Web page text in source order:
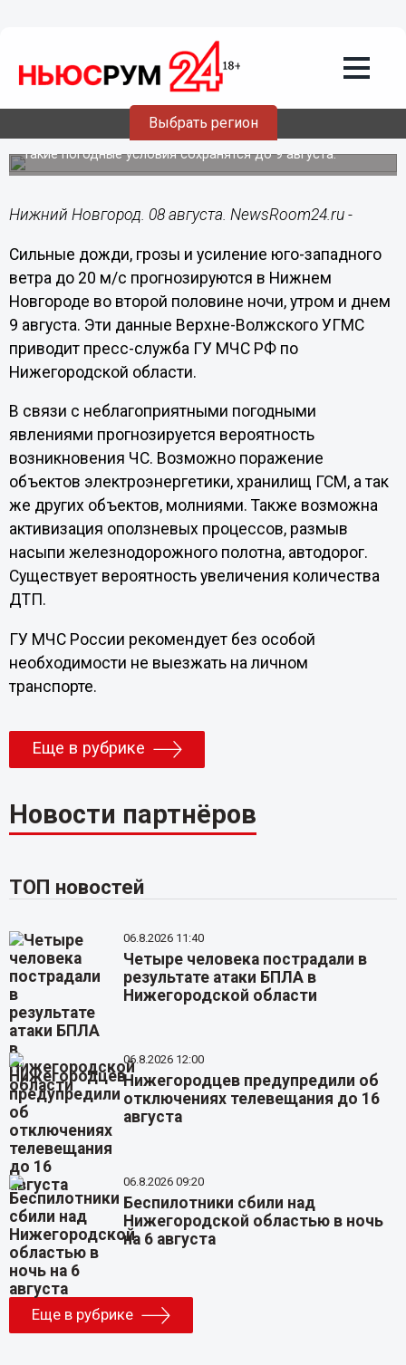
Выбрать регион
08.08.201916:42
Грозы и сильный ветер ожидаются в
Нижнем Новгороде
Такие погодные условия сохранятся до 9 августа.
Нижний Новгород. 08 августа. NewsRoom24.ru -
Сильные дожди, грозы и усиление юго-западного
ветра до 20 м/с прогнозируются в Нижнем
Новгороде во второй половине ночи, утром и днем
9 августа. Эти данные Верхне-Волжского УГМС
приводит пресс-служба ГУ МЧС РФ по
Нижегородской области.
В связи с неблагоприятными погодными
явлениями прогнозируется вероятность
возникновения ЧС. Возможно поражение
объектов электроэнергетики, хранилищ ГСМ, а так
же других объектов, молниями. Также возможна
активизация оползневых процессов, размыв
насыпи железнодорожного полотна, автодорог.
Существует вероятность увеличения количества
ДТП.
ГУ МЧС России рекомендует без особой
необходимости не выезжать на личном
транспорте.
Еще в рубрике
Новости партнёров
ТОП новостей
06.8.2026 11:40
Четыре человека пострадали в
результате атаки БПЛА в
Нижегородской области
06.8.2026 12:00
Нижегородцев предупредили об
отключениях телевещания до 16
августа
06.8.2026 09:20
Беспилотники сбили над
Нижегородской областью в ночь
на 6 августа
Еще в рубрике